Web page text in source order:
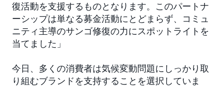
復活動を支援するものとなります。このパートナ
ーシップは単なる募金活動にとどまらず、コミュ
ニティ主導のサンゴ修復の力にスポットライトを
当てました」
今日、多くの消費者は気候変動問題にしっかり取
り組むブランドを支持することを選択していま